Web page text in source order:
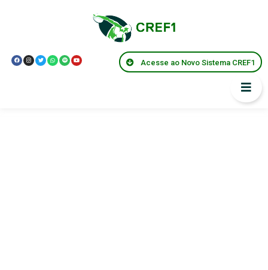
Acesse ao Novo Sistema CREF1